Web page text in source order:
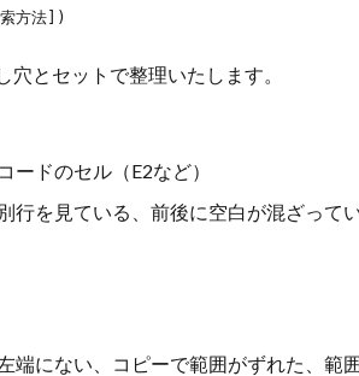
方法])
とセットで整理いたします。
ドのセル（E2など）
行を見ている、前後に空白が混ざって
端にない、コピーで範囲がずれた、範